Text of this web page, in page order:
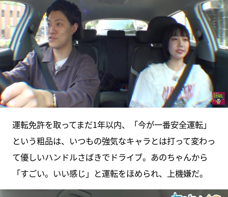
運転免許を取ってまだ1年以内、「今が一番安全運転」
という粗品は、いつもの強気なキャラとは打って変わっ
て優しいハンドルさばきでドライブ。あのちゃんから
「すごい。いい感じ」と運転をほめられ、上機嫌だ。